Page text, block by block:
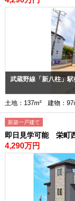
武蔵野線「新八柱」
土地：137m² 建物：
新築一戸建て
即日見学可能 栄町
4,290万円